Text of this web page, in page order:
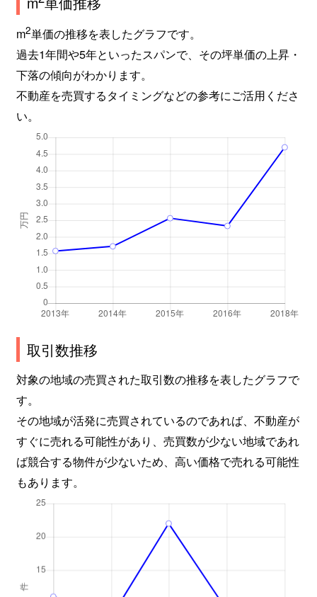
m2単価の推移を表したグラフです。
過去1年間や5年といったスパンで、その坪単価の上昇・
下落の傾向がわかります。
不動産を売買するタイミングなどの参考にご活用くださ
い。
取引数推移
対象の地域の売買された取引数の推移を表したグラフで
す。
その地域が活発に売買されているのであれば、不動産が
すぐに売れる可能性があり、売買数が少ない地域であれ
ば競合する物件が少ないため、高い価格で売れる可能性
もあります。